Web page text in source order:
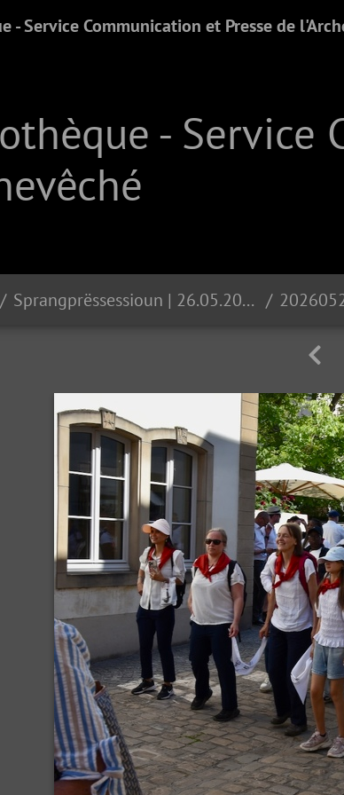
- Service Communication et Presse de
- Service
Sprangprëssessioun | 26.05.2026